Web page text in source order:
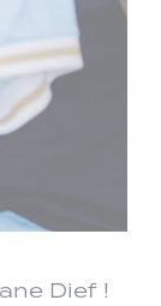
Dief !